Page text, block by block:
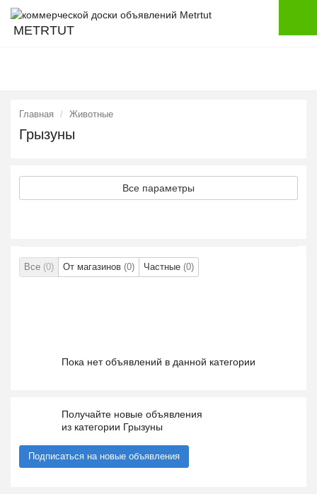
METRTUT
Главная Животные
Грызуны
Все параметры
Все (0) От магазинов (0) Частные (0)
Пока нет объявлений в данной категории
Получайте новые объявления
из категории Грызуны
Подписаться на новые объявления